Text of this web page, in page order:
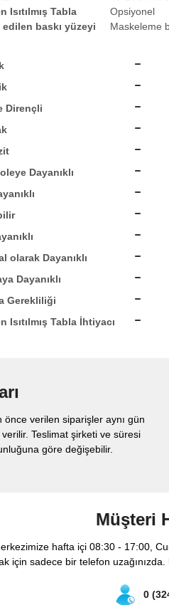
Isıtılmış Tabla
Opsiyonel
edilen baskı yüzeyi
Maskeleme
Dirençli
Dayanıklı
olarak Dayanıklı
Dayanıklı
Gerekliliği
Isıtılmış Tabla İhtiyacı
verilen siparişler aynı gün
Teslimat şirketi ve süresi
göre değişebilir.
Müşteri
hafta içi 08:30 -
için sadece bir telefon
0